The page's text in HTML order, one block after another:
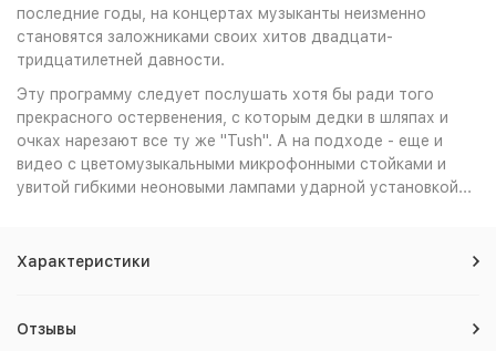
последние годы, на концертах музыканты неизменно
становятся заложниками своих хитов двадцати-
тридцатилетней давности.
Эту программу следует послушать хотя бы ради того
прекрасного остервенения, с которым дедки в шляпах и
очках нарезают все ту же "Tush". А на подходе - еще и
видео с цветомузыкальными микрофонными стойками и
увитой гибкими неоновыми лампами ударной установкой...
Характеристики
Отзывы